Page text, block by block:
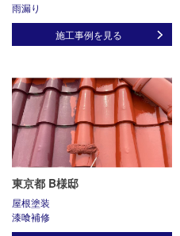
雨漏り
施工事例を見る
東京都 B様邸
屋根塗装
漆喰補修